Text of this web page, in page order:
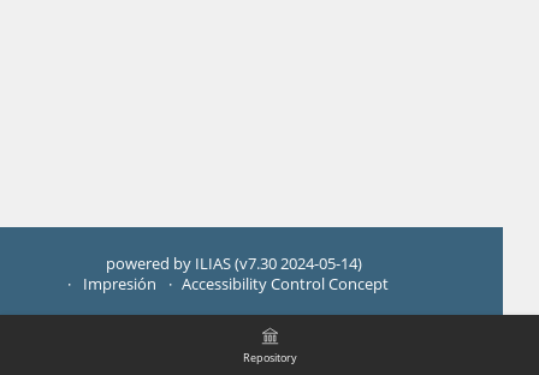
Repository
powered by ILIAS (v7.30 2024-05-14)
Impresión
Accessibility Control Concept